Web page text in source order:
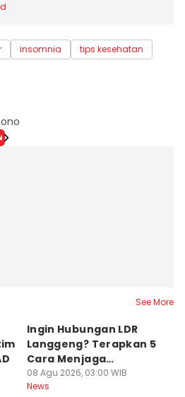
insomnia
tips kesehatan
See More
Ingin Hubungan LDR
Langgeng? Terapkan 5
Cara Menjaga
Kesetiaan Ini
08 Agu 2026, 03:00 WIB
News